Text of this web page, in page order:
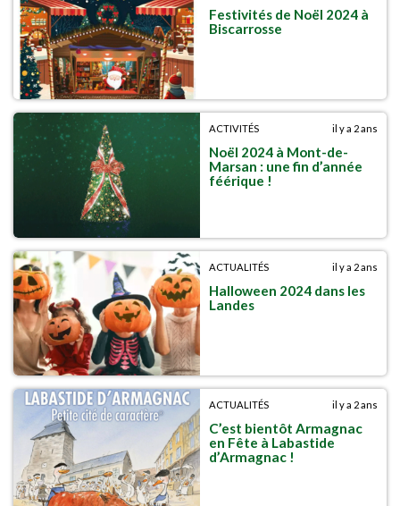
Festivités de Noël 2024 à
Biscarrosse
ACTIVITÉS il y a 2 ans
Noël 2024 à Mont-de-
Marsan : une fin d’année
féérique !
ACTUALITÉS il y a 2 ans
Halloween 2024 dans les
Landes
ACTUALITÉS il y a 2 ans
C’est bientôt Armagnac
en Fête à Labastide
d’Armagnac !